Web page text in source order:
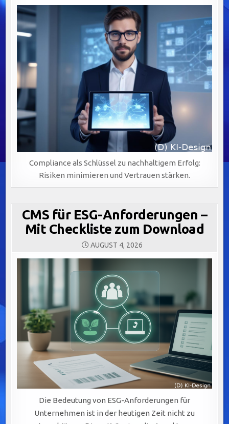
Compliance als Schlüssel zu nachhaltigem Erfolg:
Risiken minimieren und Vertrauen stärken.
CMS für ESG-Anforderungen –
Mit Checkliste zum Download
AUGUST 4, 2026
Die Bedeutung von ESG-Anforderungen für
Unternehmen ist in der heutigen Zeit nicht zu